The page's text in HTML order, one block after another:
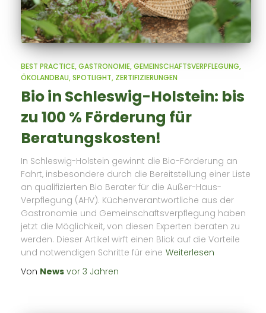
BEST PRACTICE GASTRONOMIE GEMEINSCHAFTSVERPFLEGUNG
ÖKOLANDBAU SPOTLIGHT ZERTIFIZIERUNGEN
Bio in Schleswig-Holstein: bis
zu 100 % Förderung für
Beratungskosten!
In Schleswig-Holstein gewinnt die Bio-Förderung an
Fahrt, insbesondere durch die Bereitstellung einer Liste
an qualifizierten Bio Berater für die Außer-Haus-
Verpflegung (AHV). Küchenverantwortliche aus der
Gastronomie und Gemeinschaftsverpflegung haben
jetzt die Möglichkeit, von diesen Experten beraten zu
werden. Dieser Artikel wirft einen Blick auf die Vorteile
und notwendigen Schritte für eine Weiterlesen
Von News vor 3 Jahren